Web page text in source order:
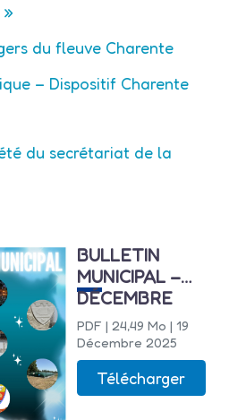
»
du fleuve Charente
– Dispositif Charente
du secrétariat de la
BULLETIN
MUNICIPAL –
DÉCEMBRE
2025
PDF | 24,49 Mo | 19
Décembre 2025
Télécharger